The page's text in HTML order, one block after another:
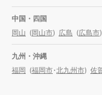
中国・四国
岡山 (岡山市) 広島 (広島市)
九州・沖縄
福岡 (福岡市・北九州市) 佐